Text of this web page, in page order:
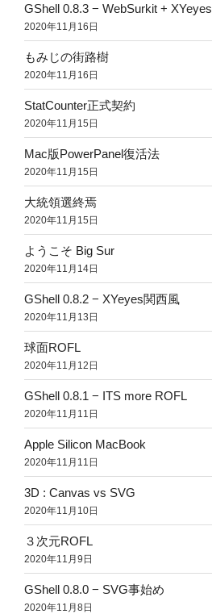
GShell 0.8.3 − WebSurkit + XYeyes
2020年11月16日
もみじの街路樹
2020年11月16日
StatCounter正式契約
2020年11月15日
Mac版PowerPanel復活法
2020年11月15日
大統領選終焉
2020年11月15日
ようこそ Big Sur
2020年11月14日
GShell 0.8.2 − XYeyes関西風
2020年11月13日
球面ROFL
2020年11月12日
GShell 0.8.1 − ITS more ROFL
2020年11月11日
Apple Silicon MacBook
2020年11月11日
3D : Canvas vs SVG
2020年11月10日
３次元ROFL
2020年11月9日
GShell 0.8.0 − SVG事始め
2020年11月8日